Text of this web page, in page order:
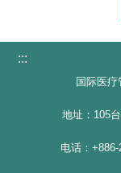
:::
国际医
地址：105
电话：